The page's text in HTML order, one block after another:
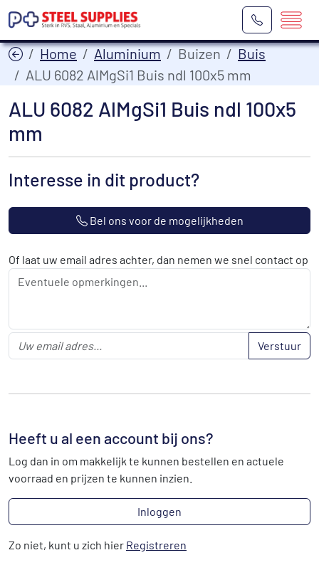
Home Aluminium Buizen
Buis
ALU 6082 AlMgSi1 Buis ndl 100x5 mm
ALU 6082 AlMgSi1 Buis ndl 100x5
mm
Interesse in dit product?
Bel ons voor de mogelijkheden
Of laat uw email adres achter, dan nemen we snel contact op
Verstuur
Heeft u al een account bij ons?
Log dan in om makkelijk te kunnen bestellen en actuele
voorraad en prijzen te kunnen inzien.
Inloggen
Zo niet, kunt u zich hier Registreren